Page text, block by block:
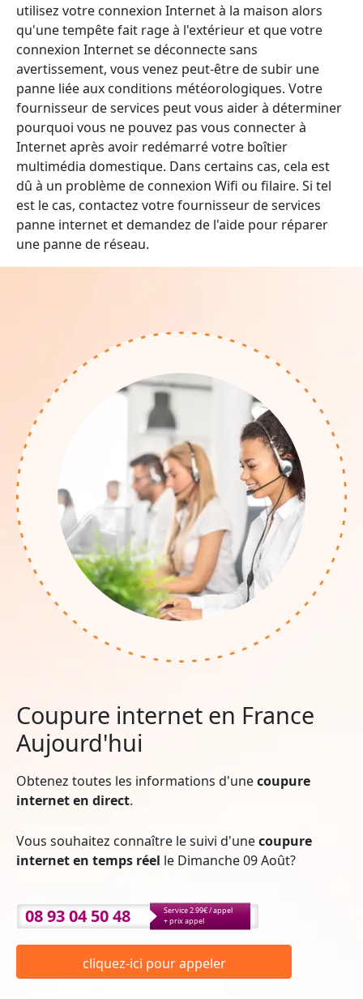
utilisez votre connexion Internet à la maison alors
qu'une tempête fait rage à l'extérieur et que votre
connexion Internet se déconnecte sans
avertissement, vous venez peut-être de subir une
panne liée aux conditions météorologiques. Votre
fournisseur de services peut vous aider à déterminer
pourquoi vous ne pouvez pas vous connecter à
Internet après avoir redémarré votre boîtier
multimédia domestique. Dans certains cas, cela est
dû à un problème de connexion Wifi ou filaire. Si tel
est le cas, contactez votre fournisseur de services
panne internet et demandez de l'aide pour réparer
une panne de réseau.
Coupure internet en France
Aujourd'hui
Obtenez toutes les informations d'unecoupure
internet en direct.
Vous souhaitez connaître le suivi d'unecoupure
internet en temps réel le Dimanche 09 Août?
08 93 04 50 48
Service 2.99€ / appel
+ prix appel
cliquez-ici pour appeler